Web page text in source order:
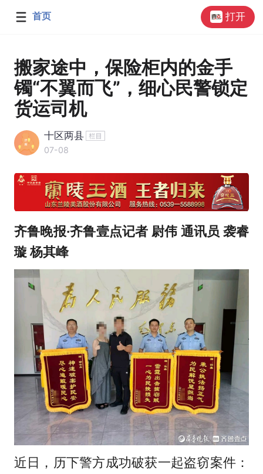
首页 打开
搬家途中，保险柜内的金手
镯“不翼而飞”，细心民警锁定
货运司机
十区两县
07-08
齐鲁晚报·齐鲁壹点记者 尉伟 通讯员 袭睿
璇 杨其峰
近日，历下警方成功破获一起盗窃案件：